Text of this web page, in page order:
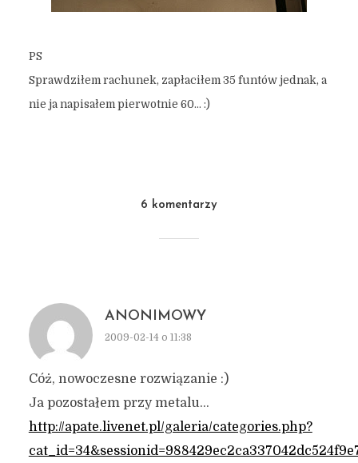
PS
Sprawdziłem rachunek, zapłaciłem 35 funtów jednak, a
nie ja napisałem pierwotnie 60… :)
6 komentarzy
ANONIMOWY
2009-02-14 o 11:38
Cóż, nowoczesne rozwiązanie :)
Ja pozostałem przy metalu…
http://apate.livenet.pl/galeria/categories.php?